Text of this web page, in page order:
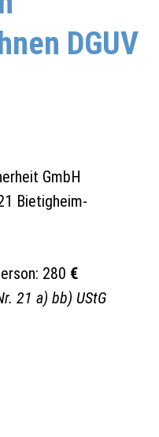
DGUV
GmbH
Bietigheim-
280 €
21 a) bb) UStG